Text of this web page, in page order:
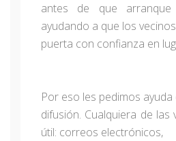
antes de que arranque
ayudando a que los
puerta con confianza en
Por eso les pedimos ayuda
difusión. Cualquiera de las
útil: correos electrónicos,